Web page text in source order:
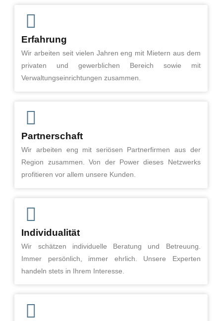
Erfahrung
Wir arbeiten seit vielen Jahren eng mit Mietern aus dem
privaten und gewerblichen Bereich sowie mit
Verwaltungseinrichtungen zusammen.
Partnerschaft
Wir arbeiten eng mit seriösen Partnerfirmen aus der
Region zusammen. Von der Power dieses Netzwerks
profitieren vor allem unsere Kunden.
Individualität
Wir schätzen individuelle Beratung und Betreuung.
Immer persönlich, immer ehrlich. Unsere Experten
handeln stets in Ihrem Interesse.